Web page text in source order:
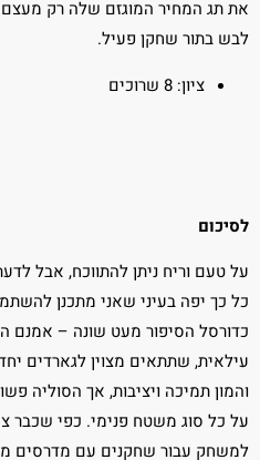
את תג המחיר המוגזם שלה רק מעצם
לבש בתור שחקן פעיל.
ציון: 8 שרוכים
לסיכום
כל כך יפה בעיני שאני מתכנן
כדורסל הסיפור מעט שונה – אמנם
עילאית, שתתאים מצוין לגארדים
והמון תמיכה ויציבות, אך הסוליה
על כל סוג משטח פנימי. כפי שכבר
למשחק עבור שחקנים עם מדרסים